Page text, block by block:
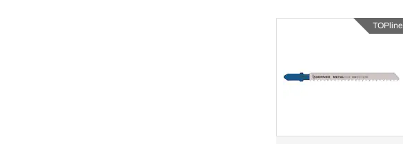
TOPline